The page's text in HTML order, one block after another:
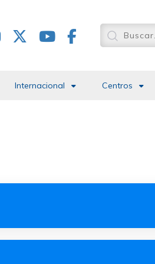
Internacional Centros